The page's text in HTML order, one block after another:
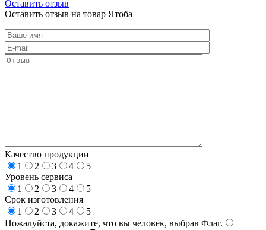
Оставить отзыв
Оставить отзыв на товар Ятоба
Качество продукции
1
2 3 4
5
Уровень сервиса
1
2 3 4
5
Срок изготовления
1
2 3 4
5
Пожалуйста, докажите, что вы человек, выбрав Флаг.